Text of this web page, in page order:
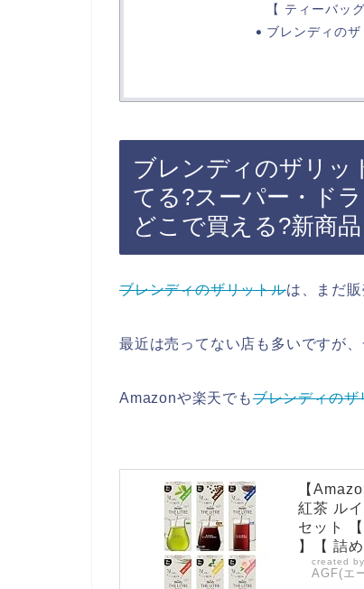
【 ティーバッ
ブレンディの
ブレンディのザリッ
てる?スーパー・ド
どこで買える?新商
ブレンディのザリットルは、まだ販
最近は売ってない店も多いですが
Amazonや楽天でもブレンディのザ
【
紅茶 ル
セット
】【 詰
created by
AGF(エ